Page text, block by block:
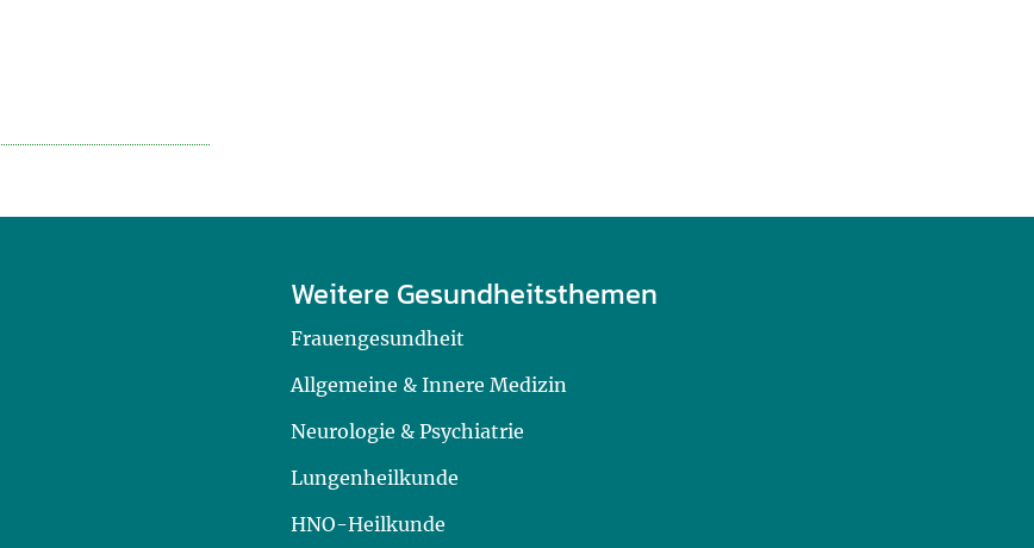
Weitere Gesundheitsthemen
Frauengesundheit
Allgemeine & Innere Medizin
Neurologie & Psychiatrie
Lungenheilkunde
HNO-Heilkunde